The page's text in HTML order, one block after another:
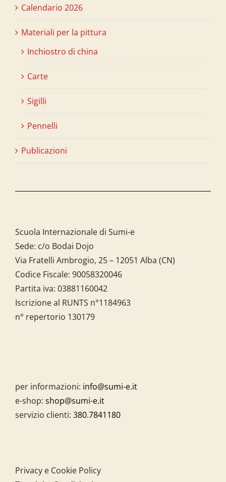
Calendario 2026
Materiali per la pittura
Inchiostro di china
Carte
Sigilli
Pennelli
Publicazioni
Scuola Internazionale di Sumi-e
Sede: c/o Bodai Dojo
Via Fratelli Ambrogio, 25 – 12051 Alba (CN)
Codice Fiscale: 90058320046
Partita iva: 03881160042
Iscrizione al RUNTS n°1184963
n° repertorio 130179
per informazioni: info@sumi-e.it
e-shop: shop@sumi-e.it
servizio clienti: 380.7841180
Privacy e Cookie Policy